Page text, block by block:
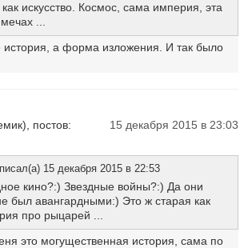
искусство. Космос, сама империя, эта
...
история, а форма изложения. И так было
постов:
15 декабря 2015 в 23:03
15 декабря 2015 в 22:53
кино?:) Звездные войны?:) Да они
был авангардными:) Это ж старая как
про рыцарей ...
это могущественная история, сама по